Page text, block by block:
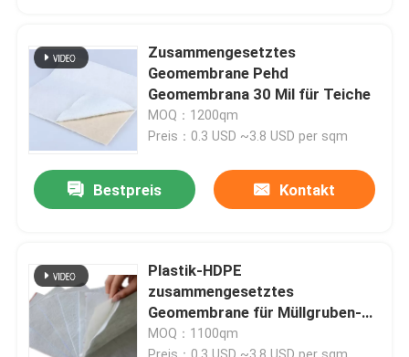
Zusammengesetztes
Geomembrane Pehd
Geomembrana 30 Mil für Teiche
MOQ：1200qm
Preis：0.3 USD ~3.8 USD per sqm
Bestpreis Kontakt
Plastik-HDPE
zusammengesetztes
Geomembrane für Müllgruben-
Bauvorhaben
MOQ：1100qm